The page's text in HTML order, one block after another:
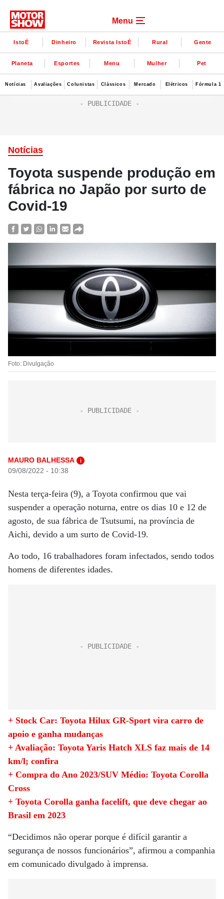
Menu
IstoÉ Dinheiro Revista IstoÉ Rural Gente
Planeta Esportes Menu Mulher Pet
Notícias Avaliações Colunistas Clássicos Mercado Elétricos Fórmula 1
Notícias
Toyota suspende produção em
fábrica no Japão por surto de
Covid-19
Foto: Divulgação
MAURO BALHESSA i
09/08/2022 - 10:38
Nesta terça-feira (9), a Toyota confirmou que vai
suspender a operação noturna, entre os dias 10 e 12 de
agosto, de sua fábrica de Tsutsumi, na província de
Aichi, devido a um surto de Covid-19.
Ao todo, 16 trabalhadores foram infectados, sendo todos
homens de diferentes idades.
+ Stock Car: Toyota Hilux GR-Sport vira carro de
apoio e ganha mudanças
+ Avaliação: Toyota Yaris Hatch XLS faz mais de 14
km/l; confira
+ Compra do Ano 2023/SUV Médio: Toyota Corolla
Cross
+ Toyota Corolla ganha facelift, que deve chegar ao
Brasil em 2023
“Decidimos não operar porque é difícil garantir a
segurança de nossos funcionários”, afirmou a companhia
em comunicado divulgado à imprensa.